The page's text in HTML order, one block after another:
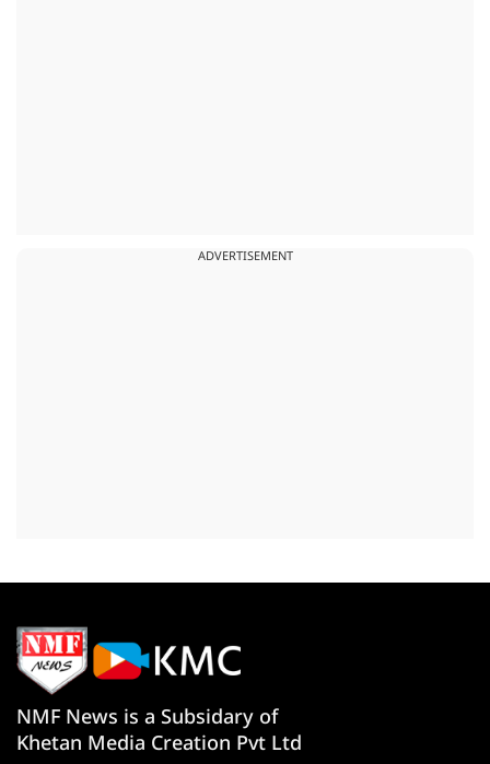
ADVERTISEMENT
NMF News is a Subsidary of
Khetan Media Creation Pvt Ltd